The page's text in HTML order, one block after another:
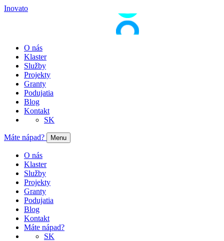
Inovato
O nás
Klaster
Služby
Projekty
Granty
Podujatia
Blog
Kontakt
SK
Máte nápad? Menu
O nás
Klaster
Služby
Projekty
Granty
Podujatia
Blog
Kontakt
Máte nápad?
SK